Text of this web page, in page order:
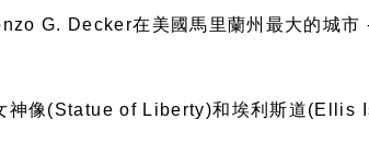
G. Decker在美國馬里蘭州最大的城
神像(Statue of Liberty)和埃利斯道